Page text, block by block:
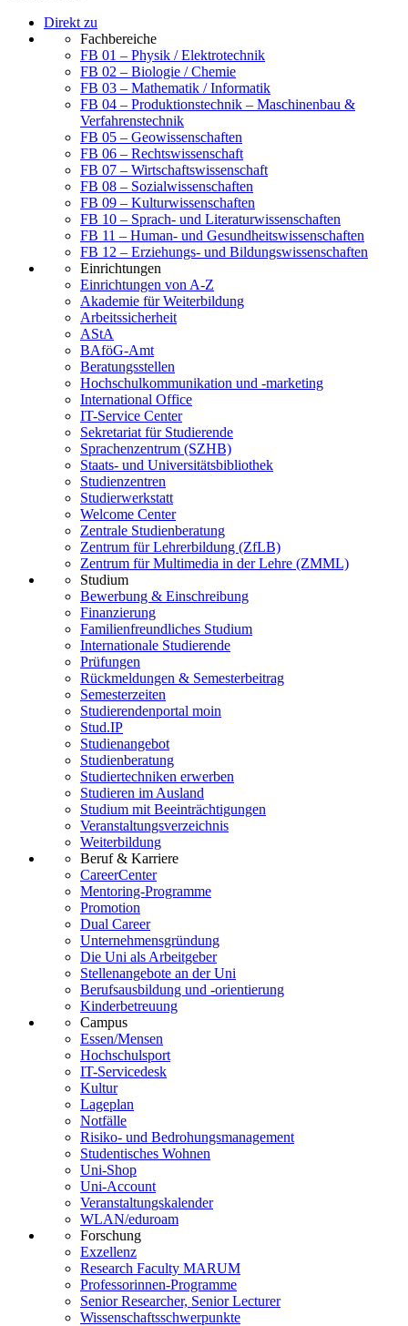
Direkt zu
Fachbereiche
FB 01 – Physik / Elektrotechnik
FB 02 – Biologie / Chemie
FB 03 – Mathematik / Informatik
FB 04 – Produktionstechnik – Maschinenbau &
Verfahrenstechnik
FB 05 – Geowissenschaften
FB 06 – Rechtswissenschaft
FB 07 – Wirtschaftswissenschaft
FB 08 – Sozialwissenschaften
FB 09 – Kulturwissenschaften
FB 10 – Sprach- und Literaturwissenschaften
FB 11 – Human- und Gesundheitswissenschaften
FB 12 – Erziehungs- und Bildungswissenschaften
Einrichtungen
Einrichtungen von A-Z
Akademie für Weiterbildung
Arbeitssicherheit
AStA
BAföG-Amt
Beratungsstellen
Hochschulkommunikation und -marketing
International Office
IT-Service Center
Sekretariat für Studierende
Sprachenzentrum (SZHB)
Staats- und Universitätsbibliothek
Studienzentren
Studierwerkstatt
Welcome Center
Zentrale Studienberatung
Zentrum für Lehrerbildung (ZfLB)
Zentrum für Multimedia in der Lehre (ZMML)
Studium
Bewerbung & Einschreibung
Finanzierung
Familienfreundliches Studium
Internationale Studierende
Prüfungen
Rückmeldungen & Semesterbeitrag
Semesterzeiten
Studierendenportal moin
Stud.IP
Studienangebot
Studienberatung
Studiertechniken erwerben
Studieren im Ausland
Studium mit Beeinträchtigungen
Veranstaltungsverzeichnis
Weiterbildung
Beruf & Karriere
CareerCenter
Mentoring-Programme
Promotion
Dual Career
Unternehmensgründung
Die Uni als Arbeitgeber
Stellenangebote an der Uni
Berufsausbildung und -orientierung
Kinderbetreuung
Campus
Essen/Mensen
Hochschulsport
IT-Servicedesk
Kultur
Lageplan
Notfälle
Risiko- und Bedrohungsmanagement
Studentisches Wohnen
Uni-Shop
Uni-Account
Veranstaltungskalender
WLAN/eduroam
Forschung
Exzellenz
Research Faculty MARUM
Professorinnen-Programme
Senior Researcher, Senior Lecturer
Wissenschaftsschwerpunkte